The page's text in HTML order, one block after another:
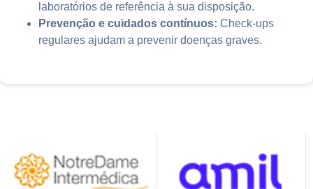
laboratórios de referência à sua disposição.
Prevenção e cuidados contínuos: Check-ups
regulares ajudam a prevenir doenças graves.